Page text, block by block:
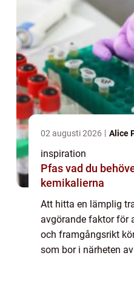
02 augusti 2026 Alice
inspiration
Pfas vad du behöver veta om de eviga
kemikalierna
Att hitta en lämplig
avgörande faktor för
och framgångsrikt
som bor i närheten